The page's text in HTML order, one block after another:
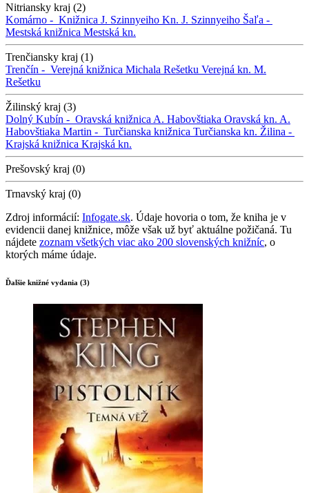
Nitriansky kraj (2)
Komárno - Knižnica J. Szinnyeiho Kn. J. Szinnyeiho Šaľa -
Mestská knižnica Mestská kn.
Trenčiansky kraj (1)
Trenčín - Verejná knižnica Michala Rešetku Verejná kn. M.
Rešetku
Žilinský kraj (3)
Dolný Kubín - Oravská knižnica A. Habovštiaka Oravská kn. A.
Habovštiaka Martin - Turčianska knižnica Turčianska kn. Žilina -
Krajská knižnica Krajská kn.
Prešovský kraj (0)
Trnavský kraj (0)
Zdroj informácií: Infogate.sk. Údaje hovoria o tom, že kniha je v
evidencii danej knižnice, môže však už byť aktuálne požičaná. Tu
nájdete zoznam všetkých viac ako 200 slovenských knižníc, o
ktorých máme údaje.
Ďalšie knižné vydania (3)